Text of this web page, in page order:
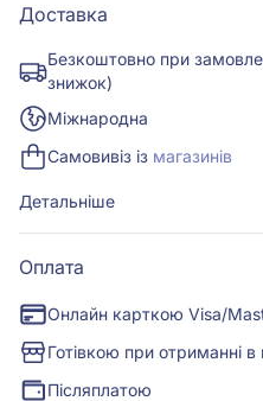
Доставка
Безкоштовно при
знижок)
Міжнародна
Самовивіз із магазинів
Детальніше
Оплата
Онлайн карткою Visa/
Готівкою при отриманні в
Післяплатою